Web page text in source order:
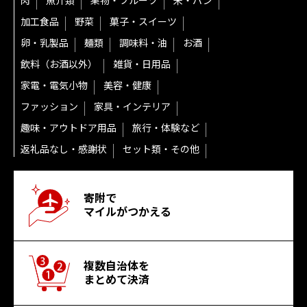
加工食品
野菜
菓子・スイーツ
卵・乳製品
麺類 調味料・油
お酒
飲料（お酒以外）
雑貨・日用品
家電・電気小物
美容・健康
ファッション
家具・インテリア
趣味・アウトドア用品
旅行・体験など
返礼品なし・感謝状
セット類・その他
寄附で
マイルがつかえる
複数自治体を
まとめて決済